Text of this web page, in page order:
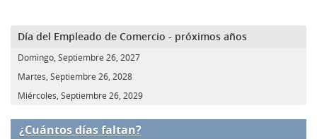
Día del Empleado de Comercio - próximos años
Domingo, Septiembre 26, 2027
Martes, Septiembre 26, 2028
Miércoles, Septiembre 26, 2029
¿Cuántos días faltan?